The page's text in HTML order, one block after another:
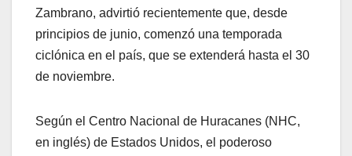
Zambrano, advirtió recientemente que, desde
principios de junio, comenzó una temporada
ciclónica en el país, que se extenderá hasta el 30
de noviembre.
Según el Centro Nacional de Huracanes (NHC,
en inglés) de Estados Unidos, el poderoso